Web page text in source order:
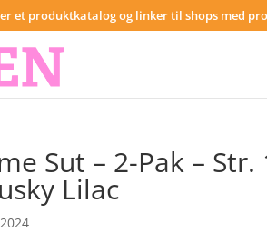
er et produktkatalog og linker til shops med
Sut – 2-Pak –
Lilac